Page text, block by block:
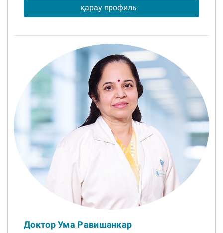
қарау профиль
Доктор Ума Равишанкар